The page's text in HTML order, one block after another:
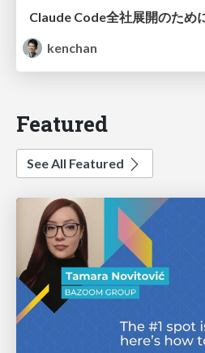
kenchan
Featured
See All Featured